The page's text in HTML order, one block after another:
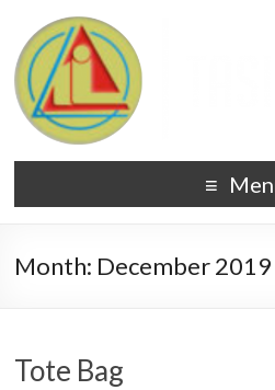
Month: December 2019
Tote Bag